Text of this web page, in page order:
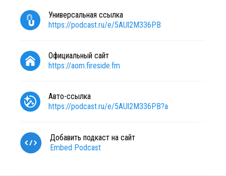
Универсальная ссылка
https://podcast.ru/e/5AUl2M336PB
Официальный сайт
https://aom.fireside.fm
Авто-ссылка
https://podcast.ru/e/5AUl2M336PB?a
Добавить подкаст на сайт
Embed Podcast